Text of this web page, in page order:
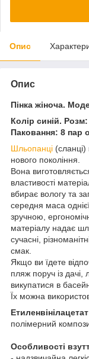
Опис
Опис
Пінка жіноча.
Колір синій.
Паковання: 8 пар
Шльопанці
нового покоління.
Вона
властивості
вбирає вологу та
середня маса
зручною,
матеріалу надає
сучасні,
смак.
Якщо ви їдете
пляж поруч із
викупатися в
Їх можна
полімерний
Особливості